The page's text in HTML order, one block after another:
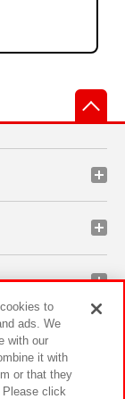
to
ads. We
with our
it with
or that they
Please click